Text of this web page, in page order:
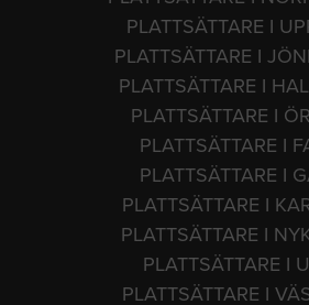
PLATTSÄTTARE I
PLATTSÄTTARE I
PLATTSÄTTARE I
PLATTSÄTTARE I
PLATTSÄTTARE I
PLATTSÄTTARE I
PLATTSÄTTARE I
PLATTSÄTTARE I
PLATTSÄTTARE I
PLATTSÄTTARE I